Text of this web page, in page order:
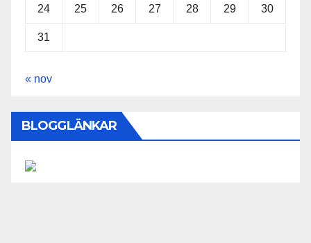
24 25 26 27 28 29 30
31
« nov
BLOGGLÄNKAR